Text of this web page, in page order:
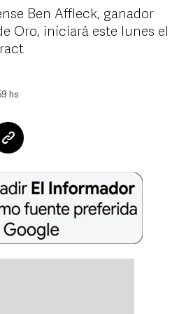
Ben Affleck, ganador
Oro, iniciará este lunes el
hs